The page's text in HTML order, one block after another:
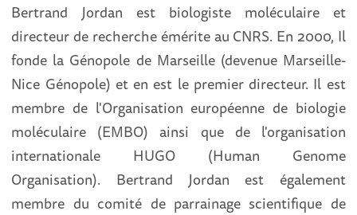
Bertrand Jordan est biologiste moléculaire et
directeur de recherche émérite au CNRS. En 2000, Il
fonde la Génopole de Marseille (devenue Marseille-
Nice Génopole) et en est le premier directeur. Il est
membre de l'Organisation européenne de biologie
moléculaire (EMBO) ainsi que de l'organisation
internationale HUGO (Human Genome
Organisation). Bertrand Jordan est également
membre du comité de parrainage scientifique de